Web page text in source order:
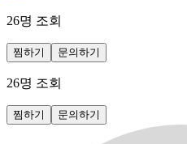
26명 조회
찜하기 문의하기
26명 조회
찜하기 문의하기